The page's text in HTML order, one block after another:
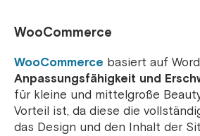
WooCommerce
WooCommerce basiert auf
Anpassungsfähigkeit und
für kleine und mittelgroße
Vorteil ist, da diese die
das Design und den Inhalt der